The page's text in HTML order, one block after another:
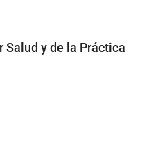
Salud y de la Práctica